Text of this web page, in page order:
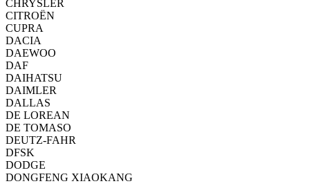
CHRYSLER
CITROËN
CUPRA
DACIA
DAEWOO
DAF
DAIHATSU
DAIMLER
DALLAS
DE LOREAN
DE TOMASO
DEUTZ-FAHR
DFSK
DODGE
DONGFENG XIAOKANG